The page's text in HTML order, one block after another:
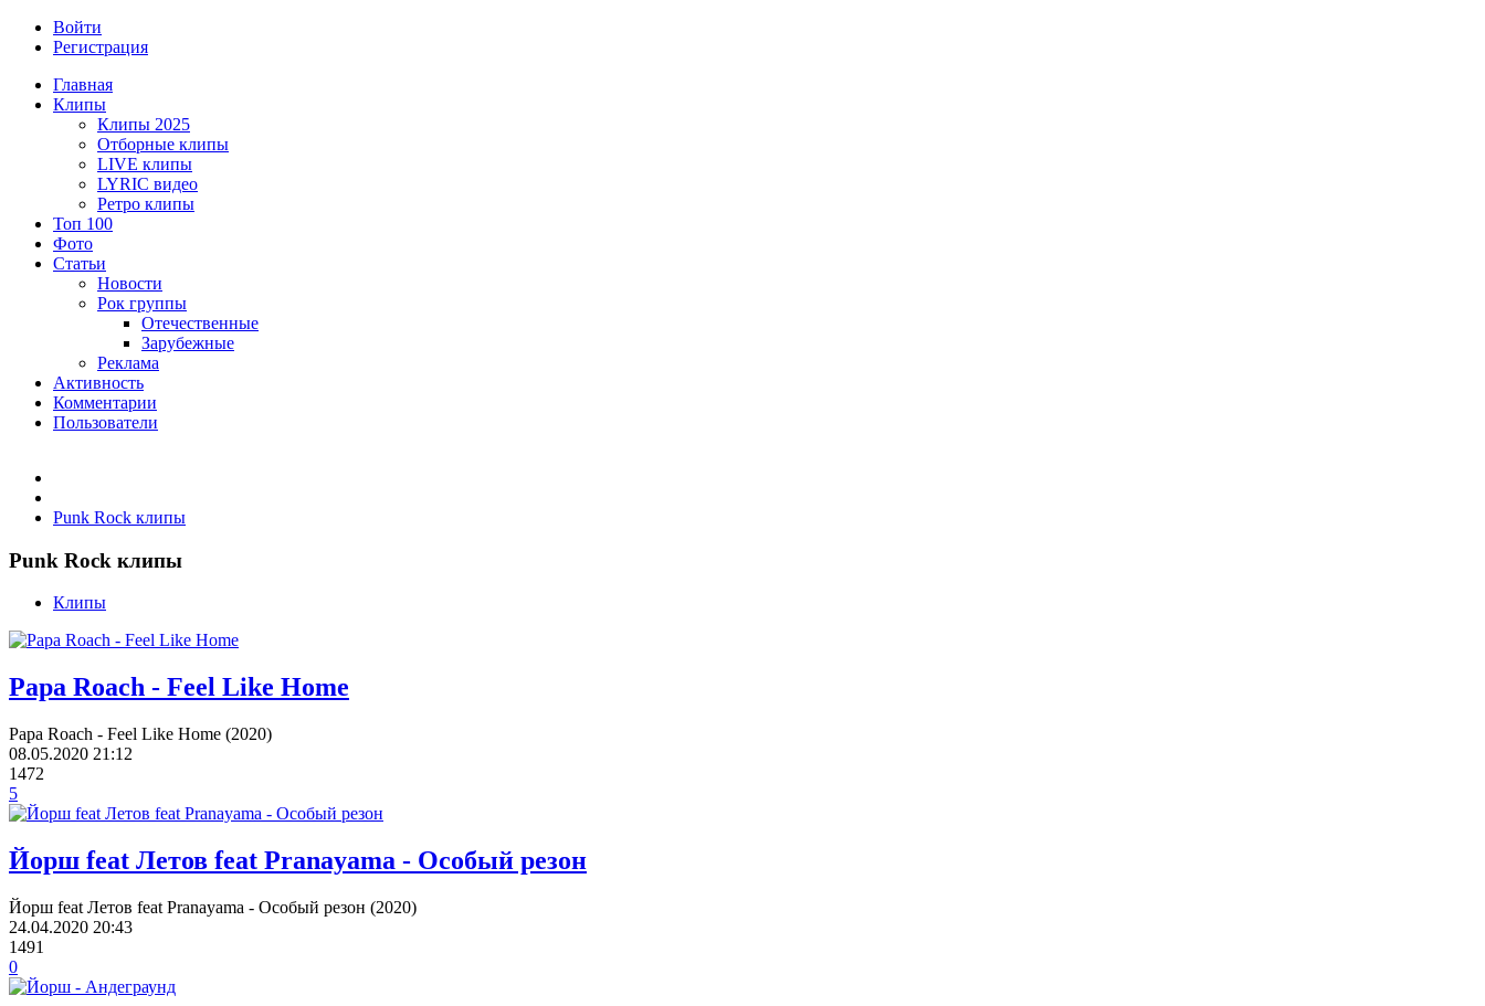
Войти
Регистрация
Главная
Клипы
Клипы 2025
Отборные клипы
LIVE клипы
LYRIC видео
Ретро клипы
Топ 100
Фото
Статьи
Новости
Рок группы
Отечественные
Зарубежные
Реклама
Активность
Комментарии
Пользователи
Punk Rock клипы
Punk Rock клипы
Клипы
Papa Roach - Feel Like Home
Papa Roach - Feel Like Home (2020)
08.05.2020 21:12
1472
5
Йорш feat Летов feat Pranayama - Особый резон
Йорш feat Летов feat Pranayama - Особый резон (2020)
24.04.2020 20:43
1491
0